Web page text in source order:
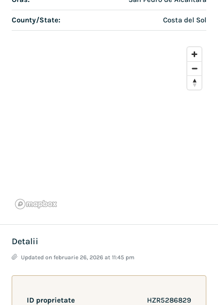
County/State: Costa del Sol
Detalii
Updated on februarie 26, 2026 at 11:45 pm
ID proprietate HZR5286829